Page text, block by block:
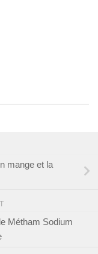
mange et la
Métham Sodium